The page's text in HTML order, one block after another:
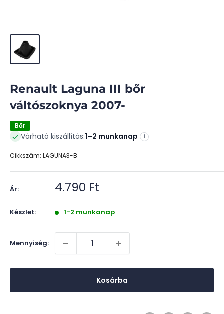
Renault Laguna III bőr
váltószoknya 2007-
Bőr
Várható kiszállítás:1–2 munkanap i
Cikkszám: LAGUNA3-B
Ár: Akciós
4.790 Ft
Készlet: 1-2 munkanap
Mennyiség:
Kosárba